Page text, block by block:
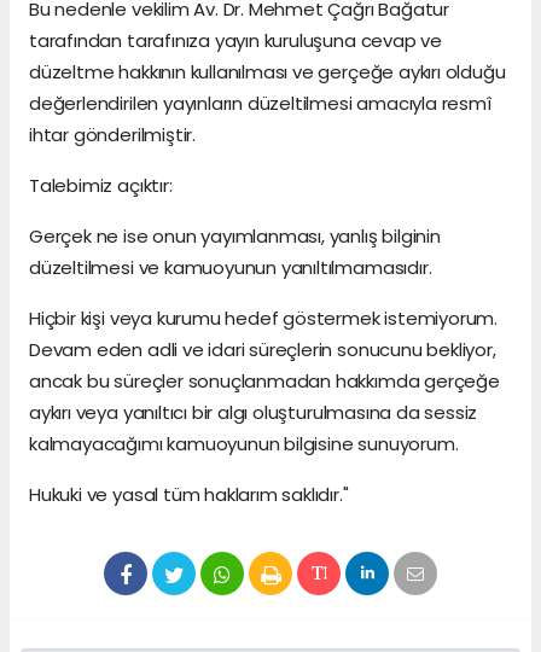
Bu nedenle vekilim Av. Dr. Mehmet Çağrı Bağatur
tarafından tarafınıza yayın kuruluşuna cevap ve
düzeltme hakkının kullanılması ve gerçeğe aykırı olduğu
değerlendirilen yayınların düzeltilmesi amacıyla resmî
ihtar gönderilmiştir.
Talebimiz açıktır:
Gerçek ne ise onun yayımlanması, yanlış bilginin
düzeltilmesi ve kamuoyunun yanıltılmamasıdır.
Hiçbir kişi veya kurumu hedef göstermek istemiyorum.
Devam eden adli ve idari süreçlerin sonucunu bekliyor,
ancak bu süreçler sonuçlanmadan hakkımda gerçeğe
aykırı veya yanıltıcı bir algı oluşturulmasına da sessiz
kalmayacağımı kamuoyunun bilgisine sunuyorum.
Hukuki ve yasal tüm haklarım saklıdır."